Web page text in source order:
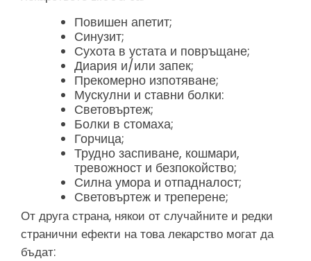
Повишен апетит;
Синузит;
Сухота в устата и повръщане;
Диария и/или запек;
Прекомерно изпотяване;
Мускулни и ставни болки:
Световъртеж;
Болки в стомаха;
Горчица;
Трудно заспиване, кошмари,
тревожност и безпокойство;
Силна умора и отпадналост;
Световъртеж и треперене;
От друга страна, някои от случайните и редки
странични ефекти на това лекарство могат да
бъдат: